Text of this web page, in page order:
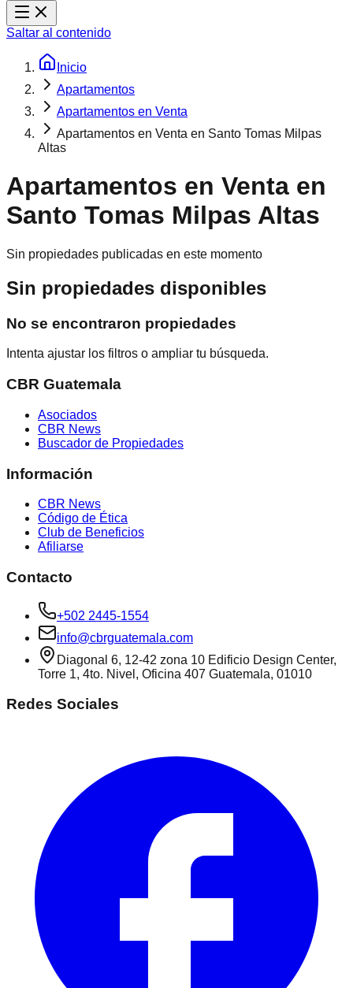
Saltar al contenido
Inicio
Apartamentos
Apartamentos en Venta
Apartamentos en Venta en Santo Tomas Milpas
Altas
Apartamentos en Venta en
Santo Tomas Milpas Altas
Sin propiedades publicadas en este momento
Sin propiedades disponibles
No se encontraron propiedades
Intenta ajustar los filtros o ampliar tu búsqueda.
CBR Guatemala
Asociados
CBR News
Buscador de Propiedades
Información
CBR News
Código de Ética
Club de Beneficios
Afiliarse
Contacto
+502 2445-1554
info@cbrguatemala.com
Diagonal 6, 12-42 zona 10 Edificio Design Center,
Torre 1, 4to. Nivel, Oficina 407 Guatemala, 01010
Redes Sociales